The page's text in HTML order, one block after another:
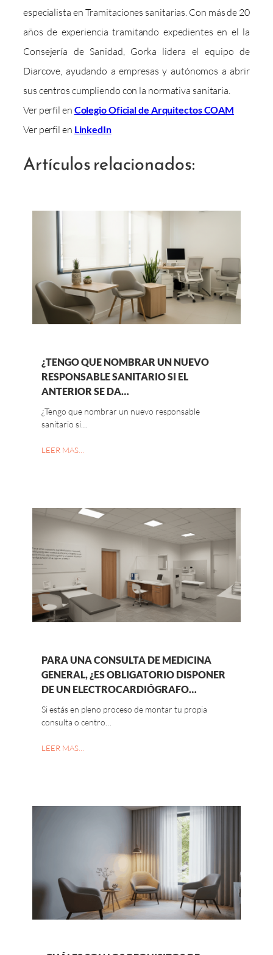
especialista en Tramitaciones sanitarias. Con más de 20
años de experiencia tramitando expedientes en el la
Consejería de Sanidad, Gorka lidera el equipo de
Diarcove, ayudando a empresas y autónomos a abrir
sus centros cumpliendo con la normativa sanitaria.
Ver perfil en Colegio Oficial de Arquitectos COAM
Ver perfil en LinkedIn
Artículos relacionados:
¿TENGO QUE NOMBRAR UN NUEVO
RESPONSABLE SANITARIO SI EL
ANTERIOR SE DA…
¿Tengo que nombrar un nuevo responsable
sanitario si…
LEER MAS…
PARA UNA CONSULTA DE MEDICINA
GENERAL, ¿ES OBLIGATORIO DISPONER
DE UN ELECTROCARDIÓGRAFO…
Si estás en pleno proceso de montar tu propia
consulta o centro…
LEER MAS…